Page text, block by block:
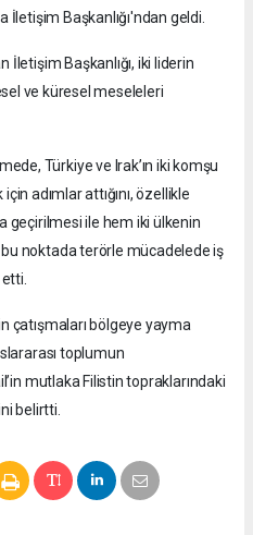
İletişim Başkanlığı'ndan geldi.
İletişim Başkanlığı, iki liderin
ve küresel meseleleri
Türkiye ve Irak’ın iki komşu
adımlar attığını, özellikle
geçirilmesi ile hem iki ülkenin
bu noktada terörle mücadelede iş
çatışmaları bölgeye yayma
toplumun
mutlaka Filistin topraklarındaki
belirtti.